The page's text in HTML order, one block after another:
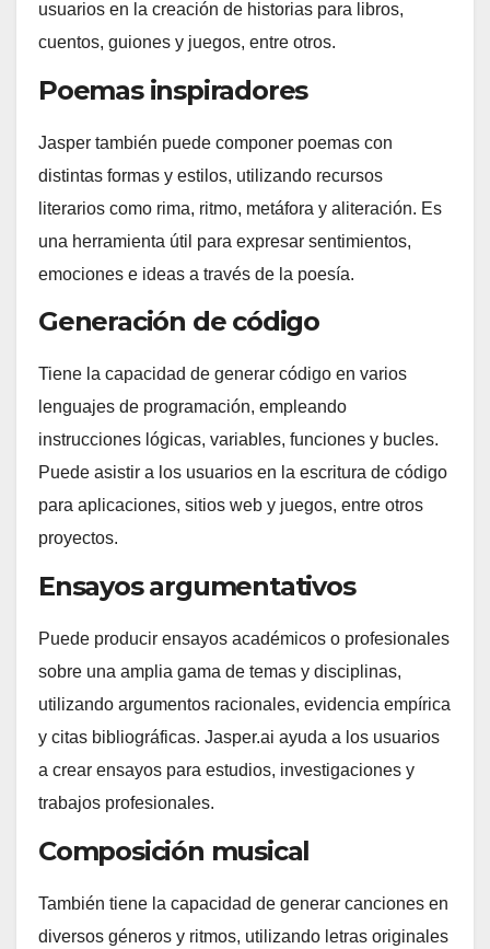
usuarios en la creación de historias para libros,
cuentos, guiones y juegos, entre otros.
Poemas inspiradores
Jasper también puede componer poemas con
distintas formas y estilos, utilizando recursos
literarios como rima, ritmo, metáfora y aliteración. Es
una herramienta útil para expresar sentimientos,
emociones e ideas a través de la poesía.
Generación de código
Tiene la capacidad de generar código en varios
lenguajes de programación, empleando
instrucciones lógicas, variables, funciones y bucles.
Puede asistir a los usuarios en la escritura de código
para aplicaciones, sitios web y juegos, entre otros
proyectos.
Ensayos argumentativos
Puede producir ensayos académicos o profesionales
sobre una amplia gama de temas y disciplinas,
utilizando argumentos racionales, evidencia empírica
y citas bibliográficas. Jasper.ai ayuda a los usuarios
a crear ensayos para estudios, investigaciones y
trabajos profesionales.
Composición musical
También tiene la capacidad de generar canciones en
diversos géneros y ritmos, utilizando letras originales